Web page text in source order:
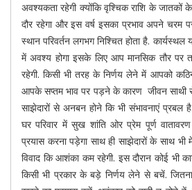
अवश्यकता रहेगी क्योंकि वृश्चिक राशि के जातकों
दौर रहेगा और इस वर्ष इसका प्रभाव अपने चरम
स्थान परिवर्तन लगभग निश्चित होता है. कार्यस्थल
में अवश्य होगा इसके लिए आप मानसिक तौर पर
रहेगी. किसी भी तरह के निर्णय लेने में आपको
आपके सप्तम भाव पर पड़ने के कारण जीवन साथी से
साझेदारों से अनबन होने कि भी संभावनाएं प्रबल
घर परिवार में सुख शांति ओर प्रेम पूर्ण
प्रयास करना पड़ेगा साथ ही साझेदारों के साथ
विवाद कि आशंका कम रहेगी. इस दौरान कोई भी
किसी भी प्रकार के बड़े निर्णय लेने से बचें.